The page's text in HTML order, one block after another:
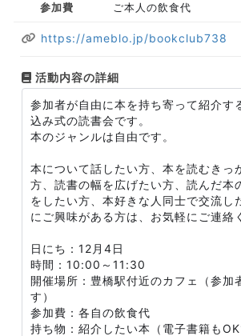
参加費 ご本人の飲食代
https://ameblo.jp/bookclub738
活動内容の詳細
参加者が自由に本を持ち寄って紹介す
込み式の読書会です。
本のジャンルは自由です。
本について話したい方、本を読むきっ
方、読書の幅を広げたい方、読んだ本
をしたい方、本好きな人同士で交流し
にご興味がある方は、お気軽にご連絡
日にち：12月4日
時間：10:00～11:30
開催場所：豊橋駅付近のカフェ（参加
す）
参加費：各自の飲食代
持ち物：紹介したい本（電子書籍もOK